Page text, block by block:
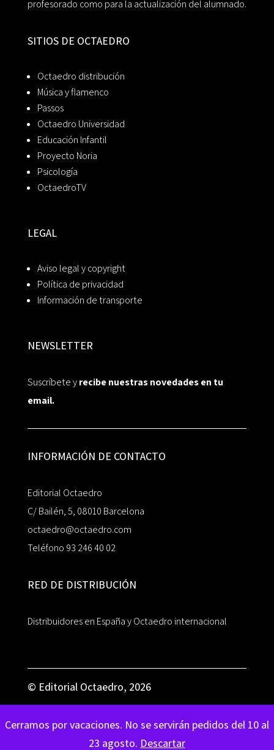
Cerramos por vacaciones. No se servirán pedidos del 10 al
23 agosto. Descartar
profesorado como para la actualización del alumnado.
SITIOS DE OCTAEDRO
Octaedro distribución
Música y flamenco
Passos
Octaedro Universidad
Educación Infantil
Proyecto Noria
Psicología
OctaedroTV
LEGAL
Aviso legal y copyright
Política de privacidad
Información de transporte
NEWSLETTER
Suscríbete yrecibe nuestras novedades en tu
email.
INFORMACIÓN DE CONTACTO
Editorial Octaedro
C/ Bailén, 5, 08010 Barcelona
octaedro@octaedro.com
Teléfono 93 246 40 02
RED DE DISTRIBUCIÓN
Distribuidores en España y Octaedro internacional
© Editorial Octaedro, 2026